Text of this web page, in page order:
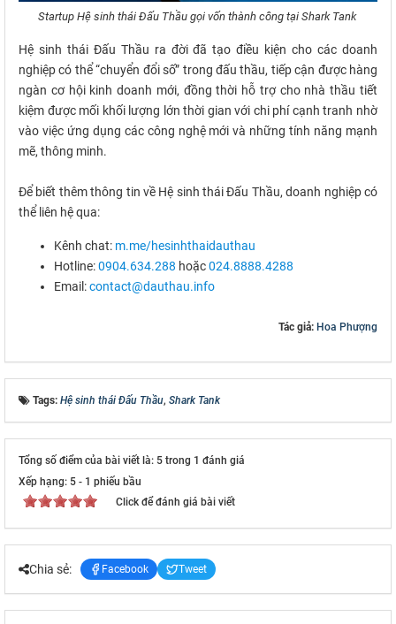
Startup Hệ sinh thái Đấu Thầu gọi vốn thành công tại Shark Tank
Hệ sinh thái Đấu Thầu ra đời đã tạo điều kiện cho các doanh
nghiệp có thể “chuyển đổi số” trong đấu thầu, tiếp cận được hàng
ngàn cơ hội kinh doanh mới, đồng thời hỗ trợ cho nhà thầu tiết
kiệm được mối khối lượng lớn thời gian với chi phí cạnh tranh nhờ
vào việc ứng dụng các công nghệ mới và những tính năng mạnh
mẽ, thông minh.
Để biết thêm thông tin về Hệ sinh thái Đấu Thầu, doanh nghiệp có
thể liên hệ qua:
Kênh chat: m.me/hesinhthaidauthau
Hotline:0904.634.288 hoặc024.8888.4288
Email:contact@dauthau.info
Tác giả: Hoa Phượng
Tags: Hệ sinh thái Đấu Thầu, Shark Tank
Tổng số điểm của bài viết là: 5 trong 1 đánh giá
Xếp hạng: 5 - 1 phiếu bầu
Click để đánh giá bài viết
Chia sẻ: Facebook Tweet